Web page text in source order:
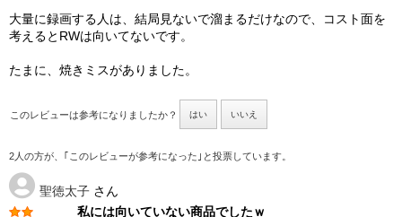
大量に録画する人は、結局見ないで溜まるだけなので、コスト面を
考えるとRWは向いてないです。
たまに、焼きミスがありました。
このレビューは参考になりましたか？ はい いいえ
2人の方が、｢このレビューが参考になった｣と投票しています。
聖徳太子 さん
私には向いていない商品でしたｗ